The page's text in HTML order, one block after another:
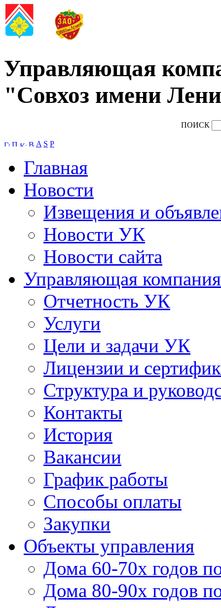
Управляющая
"Совхоз имени
ПОИСК
A S P
Главная
Новости
Извещения и
Новости УК
Новости сайта
Управляющая компания
Отчетность УК
Услуги
Цели и задачи УК
Лицензии и
Структура и
Контакты
История
Вакансии
График работы
Способы оплаты
Закупки
Объекты управления
Дома 60-70х годов
Дома 80-90х годов